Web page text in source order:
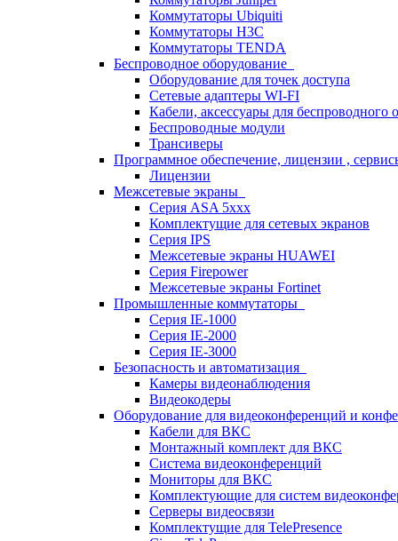
Коммутаторы Ubiquiti
Коммутаторы H3C
Коммутаторы TENDA
Беспроводное оборудование
Оборудование для точек доступа
Сетевые адаптеры WI-FI
Кабели, аксессуары для беспроводного
Беспроводные модули
Трансиверы
Программное обеспечение, лицензии ,
Лицензии
Межсетевые экраны
Серия ASA 5xxx
Комплектущие для сетевых экранов
Серия IPS
Межсетевые экраны HUAWEI
Серия Firepower
Межсетевые экраны Fortinet
Промышленные коммутаторы
Серия IE-1000
Серия IE-2000
Серия IE-3000
Безопасность и автоматизация
Камеры видеонаблюдения
Видеокодеры
Оборудование для видеоконференций и
Кабели для ВКС
Монтажный комплект для ВКС
Система видеоконференций
Мониторы для ВКС
Комплектующие для систем
Серверы видеосвязи
Комплектущие для TelePresence